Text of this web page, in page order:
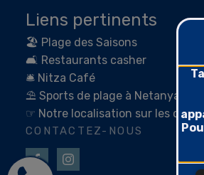
Liens pertinents
🏖 Plage des Saisons
🛋 Restaurants casher
🛎 Nitza Café
⛱ Sports de plage à Netanya
☞ Notre localisation sur les
CONTACTEZ-NOUS